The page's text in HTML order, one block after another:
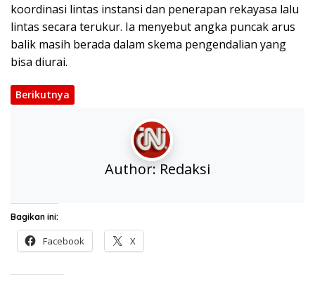
koordinasi lintas instansi dan penerapan rekayasa lalu
lintas secara terukur. Ia menyebut angka puncak arus
balik masih berada dalam skema pengendalian yang
bisa diurai.
Berikutnya
Author:Redaksi
Bagikan ini:
Facebook X